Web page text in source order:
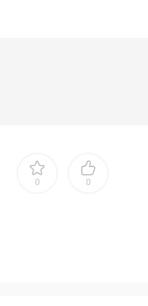
0 0